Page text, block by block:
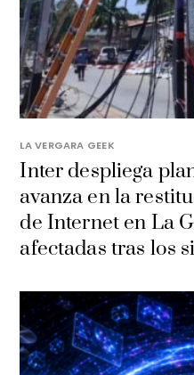
LA VERGARA GEEK
Inter despliega
avanza en la
de Internet en La
afectadas tras los